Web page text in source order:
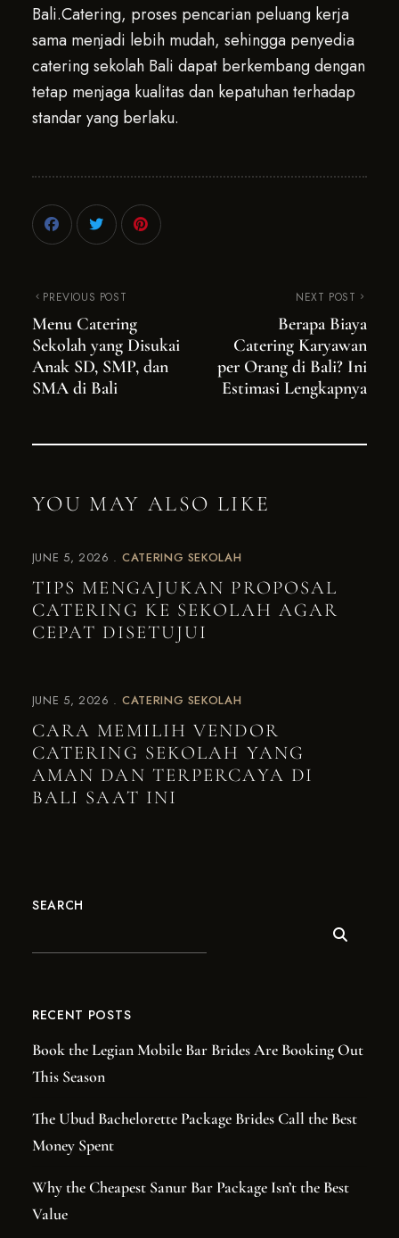
Bali.Catering, proses pencarian peluang kerja
sama menjadi lebih mudah, sehingga penyedia
catering sekolah Bali dapat berkembang dengan
tetap menjaga kualitas dan kepatuhan terhadap
standar yang berlaku.
PREVIOUS POST
Menu Catering
Sekolah yang Disukai
Anak SD, SMP, dan
SMA di Bali
NEXT POST
Berapa Biaya
Catering Karyawan
per Orang di Bali? Ini
Estimasi Lengkapnya
YOU MAY ALSO LIKE
JUNE 5, 2026 CATERING SEKOLAH
TIPS MENGAJUKAN PROPOSAL
CATERING KE SEKOLAH AGAR
CEPAT DISETUJUI
JUNE 5, 2026 CATERING SEKOLAH
CARA MEMILIH VENDOR
CATERING SEKOLAH YANG
AMAN DAN TERPERCAYA DI
BALI SAAT INI
SEARCH
RECENT POSTS
Book the Legian Mobile Bar Brides Are Booking Out
This Season
The Ubud Bachelorette Package Brides Call the Best
Money Spent
Why the Cheapest Sanur Bar Package Isn’t the Best
Value